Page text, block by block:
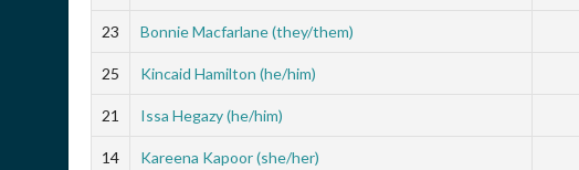
23 Bonnie Macfarlane (they/them)
25 Kincaid Hamilton (he/him)
21 Issa Hegazy (he/him)
14 Kareena Kapoor (she/her)